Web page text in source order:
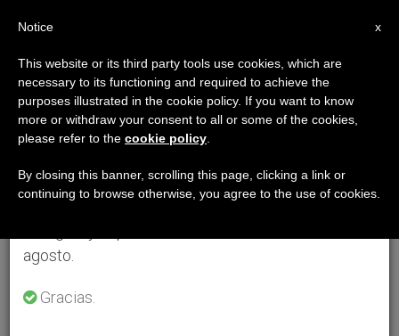
×
Aviso importante
Del 27 de julio al 7 de agosto haremos la pausa
anual, aprovechando que en el periodo de verano
se generan menos informaciones y también el
agosto.
Gracias.
x
Notice
This website or its third party tools use cookies, which are
necessary to its functioning and required to achieve the
purposes illustrated in the cookie policy. If you want to know
more or withdraw your consent to all or some of the cookies,
please refer to the cookie policy
By closing this banner, scrolling this page, clicking a link or
continuing to browse otherwise, you agree to the use of cookies.